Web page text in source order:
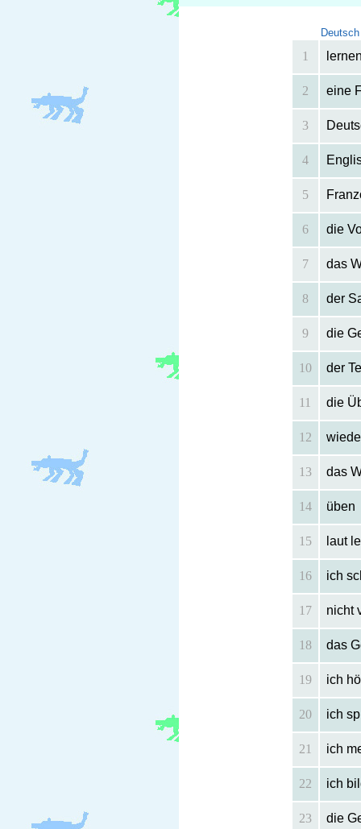
Deutsch
1
2 eine
3
4
5
6 die
7 das
8 der
9 die
10 der
11 die
12
13 das
14 üben
15 laut
16 ich
17 nicht
18 das
19 ich
20 ich
21 ich
22 ich
23 die